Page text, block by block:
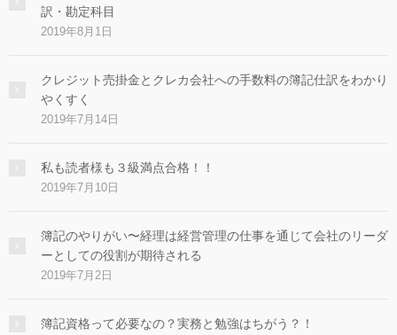
訳・勘定科目
2019年8月1日
クレジット売掛金とクレカ会社への手数料の簿記仕訳をわかり
やくすく
2019年7月14日
私も読者様も３級満点合格！！
2019年7月10日
簿記のやりがい〜経理は経営管理の仕事を通じて会社のリーダ
ーとしての役割が期待される
2019年7月2日
簿記資格って必要なの？実務と勉強はちがう？！